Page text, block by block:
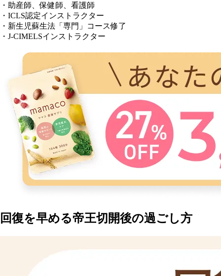
・助産師、保健師、看護師
・ICLS認定インストラクター
・新生児蘇生法「専門」コース修了
・J-CIMELSインストラクター
回復を早める帝王切開後の過ごし方